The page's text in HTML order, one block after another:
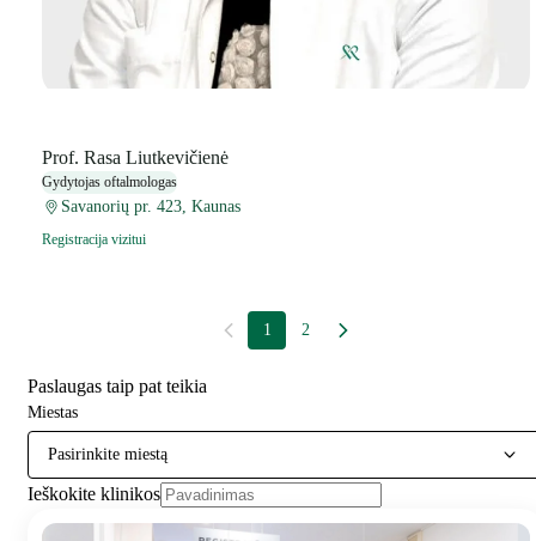
Prof. Rasa Liutkevičienė
Gydytojas oftalmologas
Savanorių pr. 423, Kaunas
Registracija vizitui
1 2
Paslaugas taip pat teikia
Miestas
Pasirinkite miestą
Ieškokite klinikos